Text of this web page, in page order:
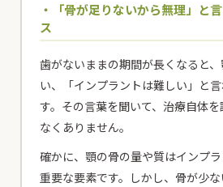
・「骨が足りないから無理」と
ス
歯がないままの期間が長くなると
い、「インプラントは難しい」と
す。その言葉を聞いて、治療自体
なくありません。
確かに、顎の骨の量や質はインプ
重要な要素です。しかし、骨が少